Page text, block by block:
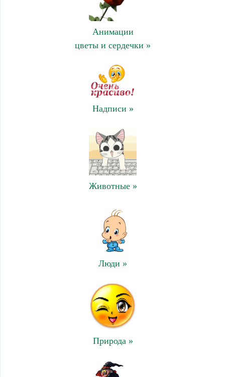
Анимации
цветы и сердечки »
Надписи »
Животные »
Люди »
Природа »